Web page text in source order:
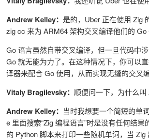
Andrew Kelley： 是的，Uber 正在使用 Zig
zig cc 来为 ARM64 架构交叉编译他们的 Go
Go 语言虽然自带交叉编译，但一旦代码中涉
Go 就无能为力了。在这种情况下，你可以
译器来配合 Go 使用，从而实现无缝的交叉编
Vitaly Bragilevsky： 顺便问一下，为什么叫
Andrew Kelley： 当时我想要一个简短的单
e 里面搜索“Zig 编程语言”时是没有任何结
的 Python 脚本来打印一些随机单词，当